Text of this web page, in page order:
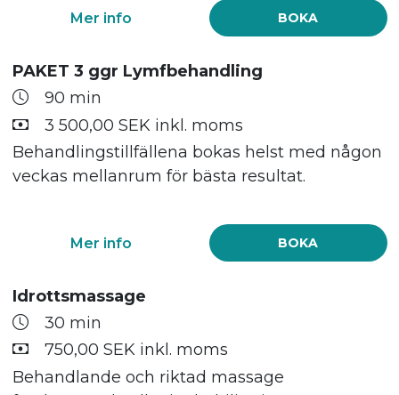
BOKA
Mer info
PAKET 3 ggr Lymfbehandling
90 min
3 500,00 SEK inkl. moms
Behandlingstillfällena bokas helst med någon
veckas mellanrum för bästa resultat.
BOKA
Mer info
Idrottsmassage
30 min
750,00 SEK inkl. moms
Behandlande och riktad massage